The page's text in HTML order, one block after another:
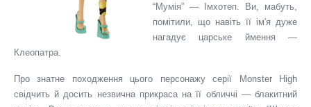
“Мумія” — Імхотеп. Ви, мабуть,
помітили, що навіть її ім'я дуже
нагадує царське ймення —
Клеопатра.
Про знатне походження цього персонажу серії Monster High
свідчить й досить незвична прикраса на її обличчі — блакитний